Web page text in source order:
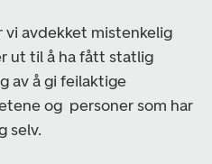
avdekket mistenkelig
ut til å ha fått statlig
av å gi feilaktige
og personer som har
selv.